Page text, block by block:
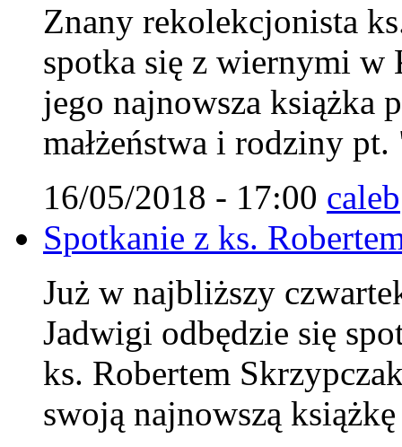
Znany rekolekcjonista
spotka się z wiernymi w
jego najnowsza książka
małżeństwa i rodziny
16/05/2018 - 17:00 caleb
Spotkanie z ks.
Już w najbliższy
Jadwigi odbędzie się
ks. Robertem
swoją najnowszą